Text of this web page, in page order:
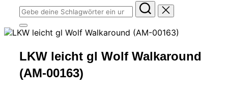
Suchen
nach:
Seitenleiste
&
umschalten
LKW leicht gl Wolf Walkaround
(AM-00163)